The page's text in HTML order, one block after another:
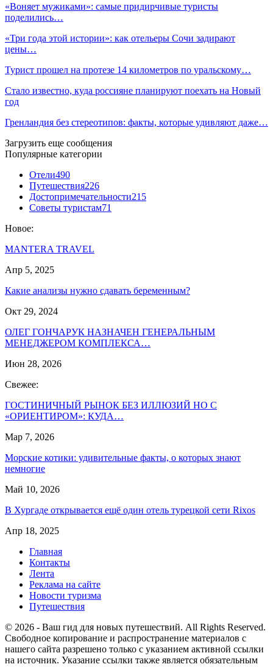
«Воняет мужиками»: самые придирчивые туристы
поделились…
«Три года этой истории»: как отельеры Сочи задирают
цены…
Турист прошел на протезе 14 километров по уральскому…
Стало известно, куда россияне планируют поехать на Новый
год
Гренландия без стереотипов: факты, которые удивляют даже…
Загрузить еще сообщения
Популярные категории
Отели490
Путешествия226
Достопримечательности215
Советы туристам71
Новое:
MANTERA TRAVEL
Апр 5, 2025
Какие анализы нужно сдавать беременным?
Окт 29, 2024
ОЛЕГ ГОНЧАРУК НАЗНАЧЕН ГЕНЕРАЛЬНЫМ
МЕНЕДЖЕРОМ КОМПЛЕКСА…
Июн 28, 2026
Свежее:
ГОСТИНИЧНЫЙ РЫНОК БЕЗ ИЛЛЮЗИЙ НО С
«ОРИЕНТИРОМ»: КУДА…
Мар 7, 2026
Морские котики: удивительные факты, о которых знают
немногие
Май 10, 2026
В Хургаде открывается ещё один отель турецкой сети Rixos
Апр 18, 2025
Главная
Контакты
Лента
Реклама на сайте
Новости туризма
Путешествия
© 2026 - Ваш гид для новых путешествий. All Rights Reserved.
Свободное копирование и распространение материалов с
нашего сайта разрешено только с указанием активной ссылки
на источник. Указание ссылки также является обязательным